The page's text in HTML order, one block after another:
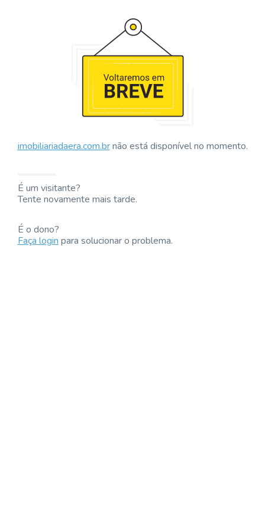
imobiliariadaera.com.brnão está disponível no momento.
É um visitante?
Tente novamente mais tarde.
É o dono?
Faça loginpara solucionar o problema.